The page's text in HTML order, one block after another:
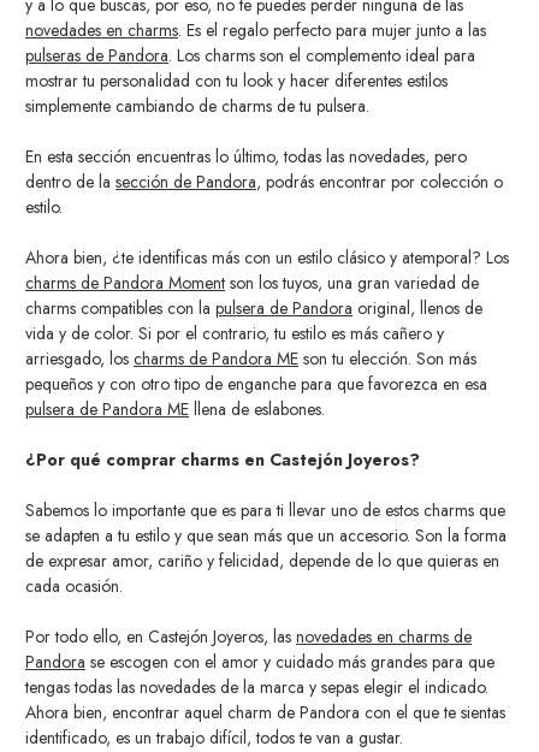
y a lo que buscas, por eso, no te puedes perder ninguna de las
novedades en charms. Es el regalo perfecto para mujer junto a las
pulseras de Pandora. Los charms son el complemento ideal para
mostrar tu personalidad con tu look y hacer diferentes estilos
simplemente cambiando de charms de tu pulsera.
En esta sección encuentras lo último, todas las novedades, pero
dentro de la sección de Pandora, podrás encontrar por colección o
estilo.
Ahora bien, ¿te identificas más con un estilo clásico y atemporal? Los
charms de Pandora Moment son los tuyos, una gran variedad de
charms compatibles con la pulsera de Pandora original, llenos de
vida y de color. Si por el contrario, tu estilo es más cañero y
arriesgado, los charms de Pandora ME son tu elección. Son más
pequeños y con otro tipo de enganche para que favorezca en esa
pulsera de Pandora ME llena de eslabones.
¿Por qué comprar charms en Castejón Joyeros?
Sabemos lo importante que es para ti llevar uno de estos charms que
se adapten a tu estilo y que sean más que un accesorio. Son la forma
de expresar amor, cariño y felicidad, depende de lo que quieras en
cada ocasión.
Por todo ello, en Castejón Joyeros, las novedades en charms de
Pandora se escogen con el amor y cuidado más grandes para que
tengas todas las novedades de la marca y sepas elegir el indicado.
Ahora bien, encontrar aquel charm de Pandora con el que te sientas
identificado, es un trabajo difícil, todos te van a gustar.